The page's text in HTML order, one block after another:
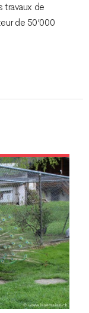
travaux de
de 50’000